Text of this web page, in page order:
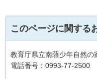
このページに関する
教育庁県立南薩少年自然の
電話番号：0993-77-2500